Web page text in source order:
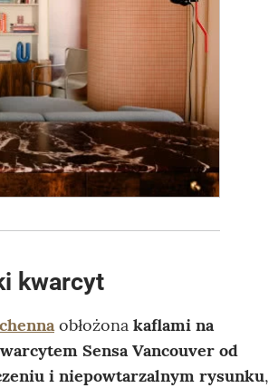
kwarcyt
obłożona kaflami na
Sensa Vancouver od
i niepowtarzalnym rysunku,